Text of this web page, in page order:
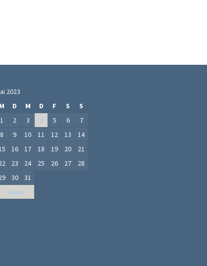
2023
M
D M D F S S
« Nov
1 2 3 4 5 6
7
8
9 10 11 12 13
14
16 17 18 19 20
21
23 24 25 26 27
28
30 31